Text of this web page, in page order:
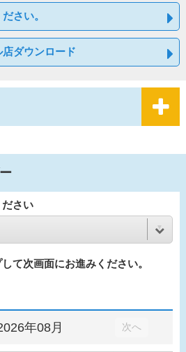
さい。
ダウンロード
さい
て次画面にお進みください。
年08月 次へ